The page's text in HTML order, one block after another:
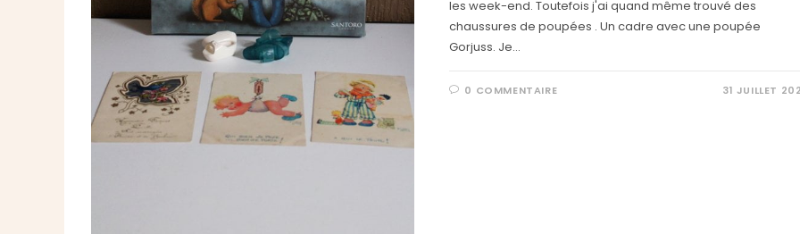
les week-end. Toutefois j'ai quand même trouvé des
chaussures de poupées . Un cadre avec une poupée
Gorjuss. Je…
0 COMMENTAIRE 31 JUILLET